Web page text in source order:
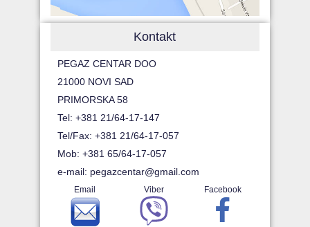
Kontakt
PEGAZ CENTAR DOO
21000 NOVI SAD
PRIMORSKA 58
Tel: +381 21/64-17-147
Tel/Fax: +381 21/64-17-057
Mob: +381 65/64-17-057
e-mail: pegazcentar@gmail.com
Email Viber Facebook